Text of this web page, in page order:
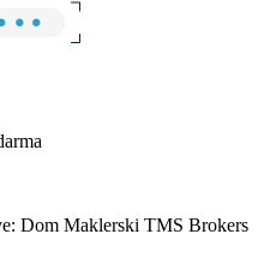
Dom Maklerski TMS Brokers